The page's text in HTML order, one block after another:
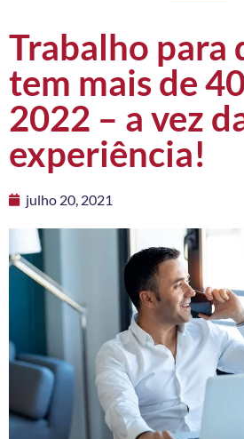
Trabalho para
tem mais de
2022 – a vez
experiência!
julho 20, 2021